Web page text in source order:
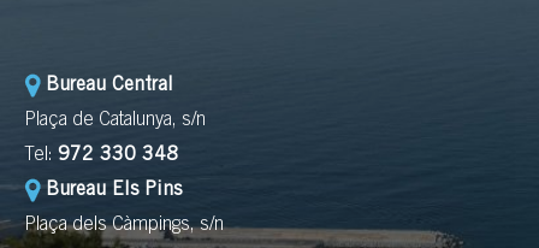
Bureau Central
Plaça de Catalunya, s/n
Tel: 972 330 348
Bureau Els Pins
Plaça dels Càmpings, s/n